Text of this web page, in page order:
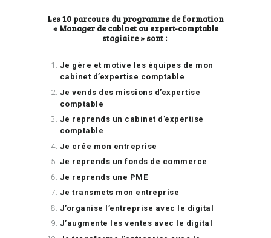
Les 10 parcours du programme de formation
« Manager de cabinet ou expert-comptable
stagiaire » sont :
Je gère et motive les équipes de mon
cabinet d’expertise comptable
Je vends des missions d’expertise
comptable
Je reprends un cabinet d’expertise
comptable
Je crée mon entreprise
Je reprends un fonds de commerce
Je reprends une PME
Je transmets mon entreprise
J’organise l’entreprise avec le digital
J’augmente les ventes avec le digital